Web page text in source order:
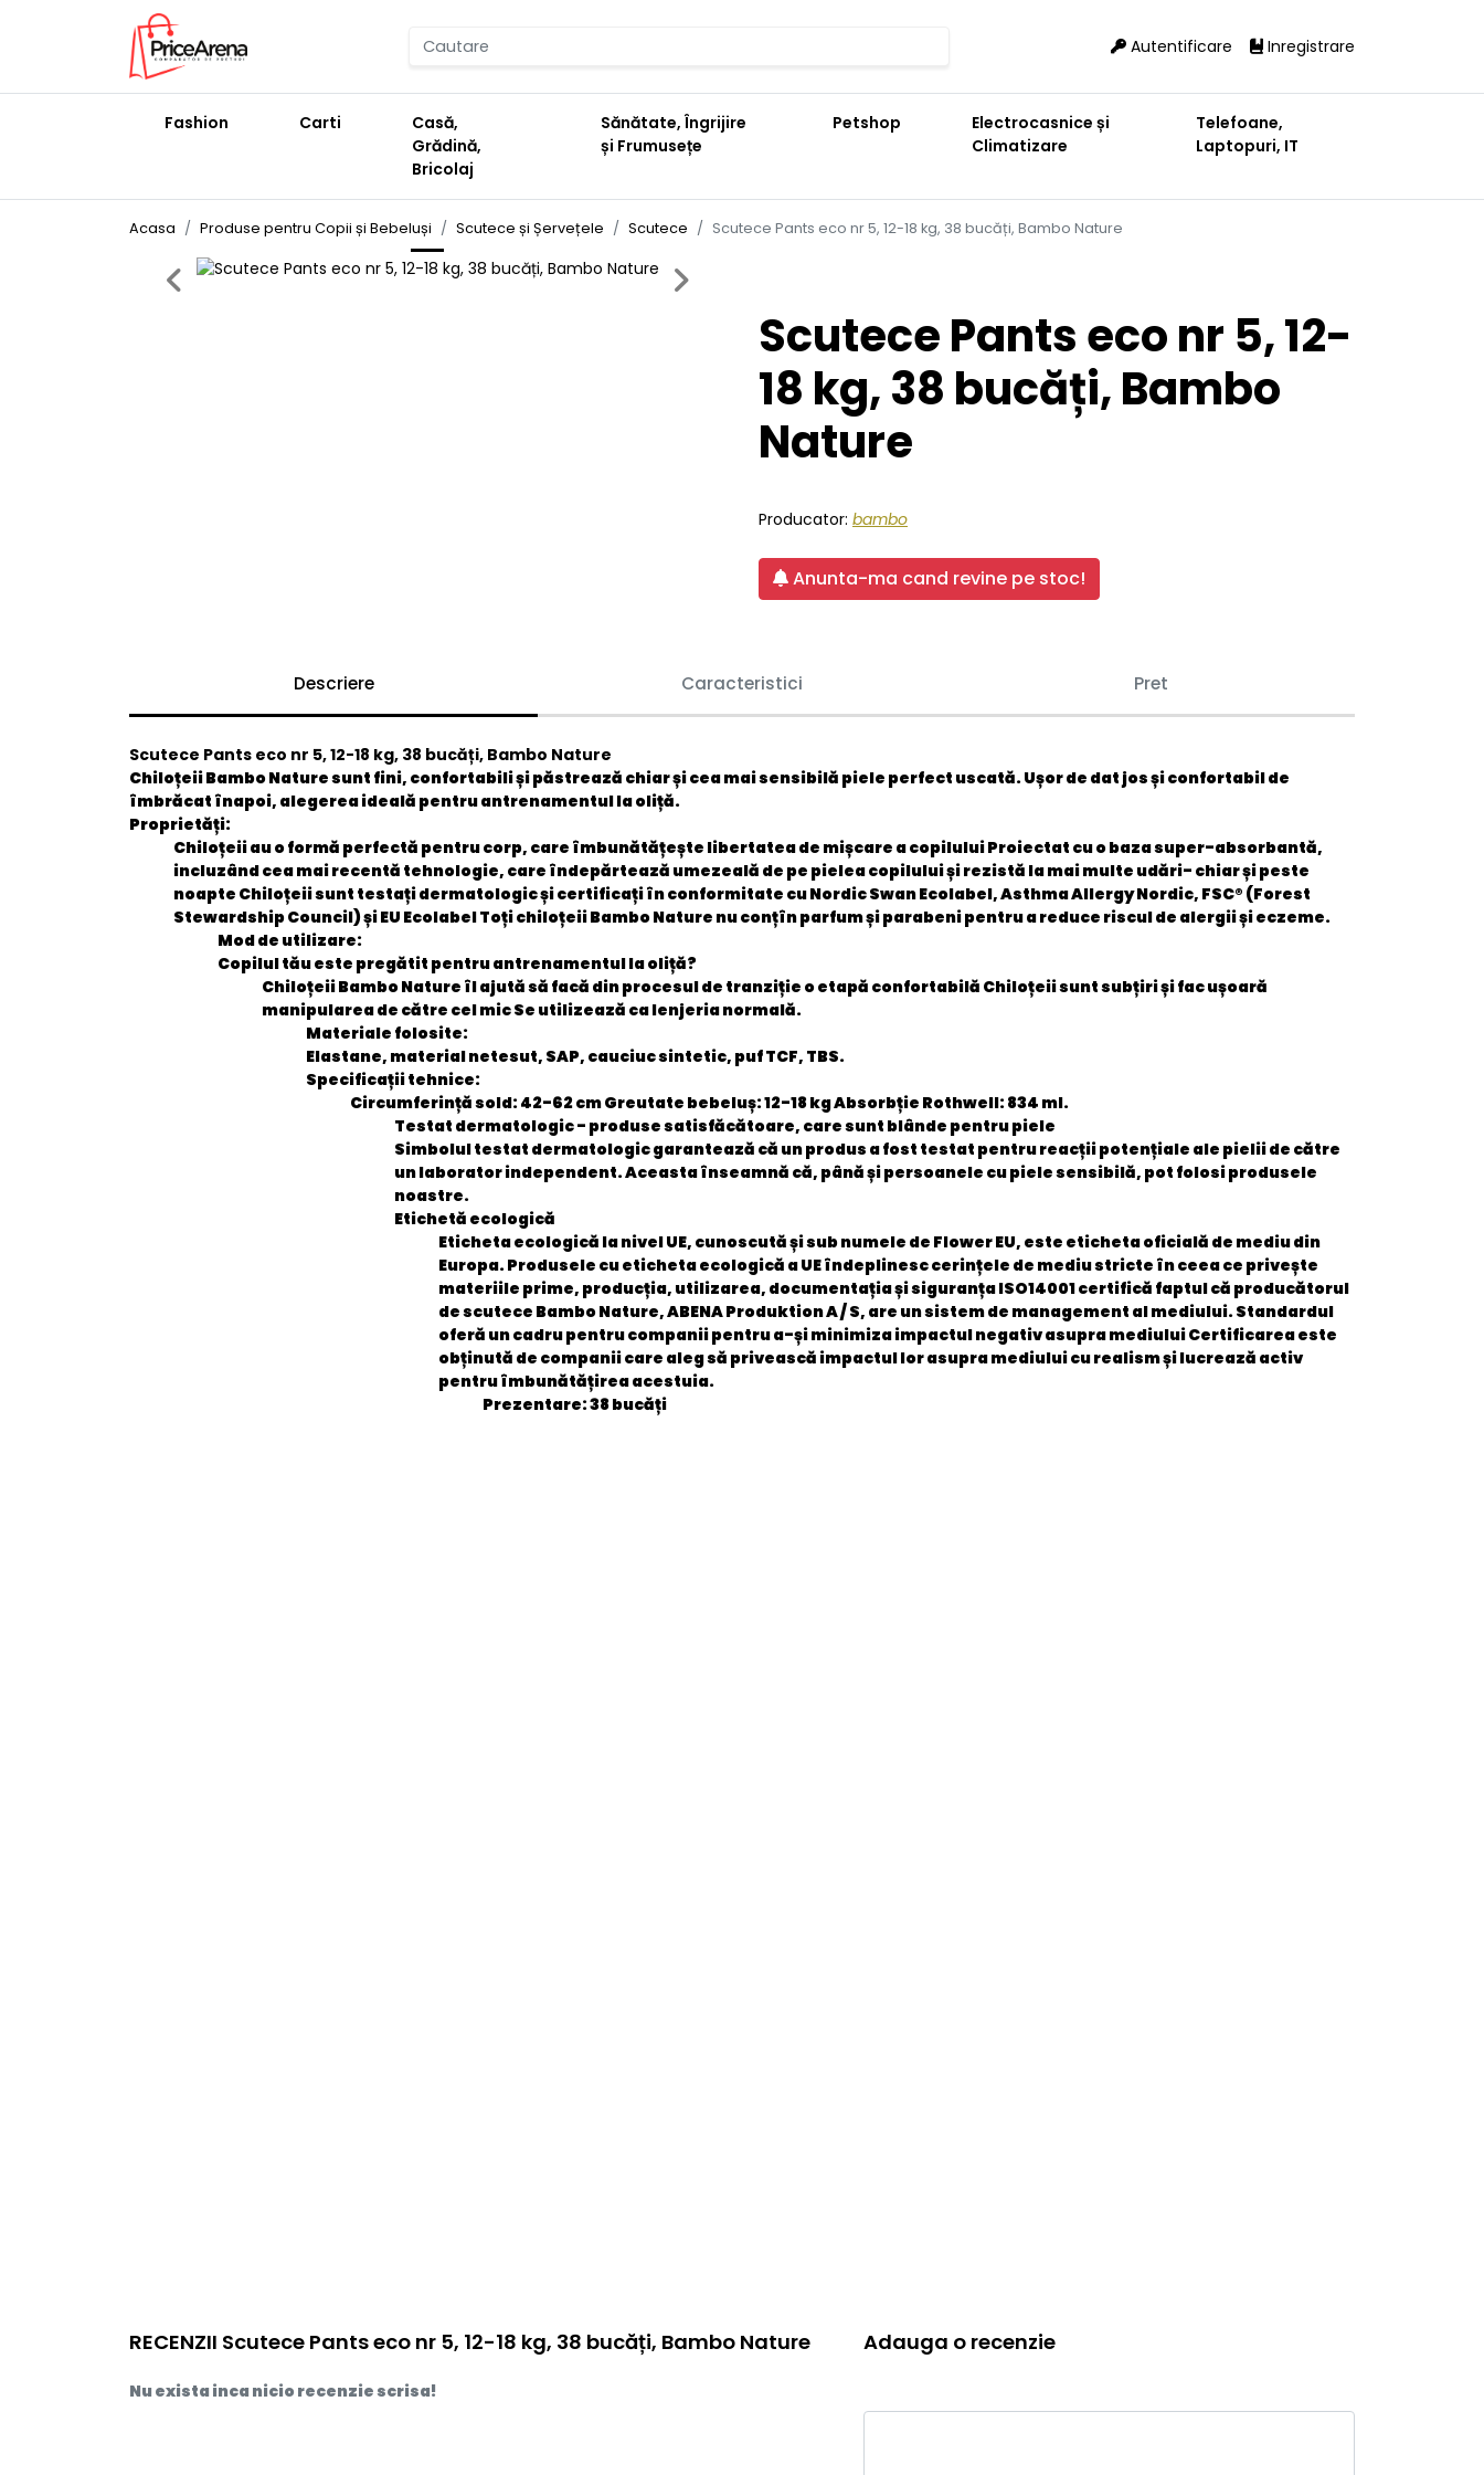
Autentificare Inregistrare
Fashion Carti
Casă,
Grădină,
Bricolaj
Sănătate, Îngrijire
și Frumusețe
Petshop
Electrocasnice și
Climatizare
Telefoane,
Laptopuri, IT
Acasa Produse pentru Copii și Bebeluși Scutece și Șervețele Scutece Scutece Pants eco nr 5, 12-18 kg, 38 bucăți, Bambo Nature
Previous Next
Scutece Pants eco nr 5, 12-
18 kg, 38 bucăți, Bambo
Nature
Producator: bambo
Anunta-ma cand revine pe stoc!
Descriere Caracteristici Pret
Scutece Pants eco nr 5, 12-18 kg, 38 bucăți, Bambo Nature
Chiloțeii Bambo Nature sunt fini, confortabili și păstrează chiar și cea mai sensibilă piele perfect uscată. Ușor de dat jos și confortabil de
îmbrăcat înapoi, alegerea ideală pentru antrenamentul la oliță.
Proprietăți:
Chiloțeii au o formă perfectă pentru corp, care îmbunătățește libertatea de mișcare a copilului Proiectat cu o baza super-absorbantă,
incluzând cea mai recentă tehnologie, care îndepărtează umezeală de pe pielea copilului și rezistă la mai multe udări- chiar și peste
noapte Chiloțeii sunt testați dermatologic și certificați în conformitate cu Nordic Swan Ecolabel, Asthma Allergy Nordic, FSC® (Forest
Stewardship Council) și EU Ecolabel Toți chiloțeii Bambo Nature nu conțîn parfum și parabeni pentru a reduce riscul de alergii și eczeme.
Mod de utilizare:
Copilul tău este pregătit pentru antrenamentul la oliță?
Chiloțeii Bambo Nature îl ajută să facă din procesul de tranziție o etapă confortabilă Chiloțeii sunt subțiri și fac ușoară
manipularea de către cel mic Se utilizează ca lenjeria normală.
Materiale folosite:
Elastane, material netesut, SAP, cauciuc sintetic, puf TCF, TBS.
Specificații tehnice:
Circumferință sold: 42-62 cm Greutate bebeluș: 12-18 kg Absorbție Rothwell: 834 ml.
Testat dermatologic - produse satisfăcătoare, care sunt blânde pentru piele
Simbolul testat dermatologic garantează că un produs a fost testat pentru reacții potențiale ale pielii de către
un laborator independent. Aceasta înseamnă că, până și persoanele cu piele sensibilă, pot folosi produsele
noastre.
Etichetă ecologică
Eticheta ecologică la nivel UE, cunoscută și sub numele de Flower EU, este eticheta oficială de mediu din
Europa. Produsele cu eticheta ecologică a UE îndeplinesc cerințele de mediu stricte în ceea ce privește
materiile prime, producția, utilizarea, documentația și siguranța ISO14001 certifică faptul că producătorul
de scutece Bambo Nature, ABENA Produktion A / S, are un sistem de management al mediului. Standardul
oferă un cadru pentru companii pentru a-și minimiza impactul negativ asupra mediului Certificarea este
obținută de companii care aleg să privească impactul lor asupra mediului cu realism și lucrează activ
pentru îmbunătățirea acestuia.
Prezentare:38 bucăți
RECENZII Scutece Pants eco nr 5, 12-18 kg, 38 bucăți, Bambo Nature
Nu exista inca nicio recenzie scrisa!
Adauga o recenzie